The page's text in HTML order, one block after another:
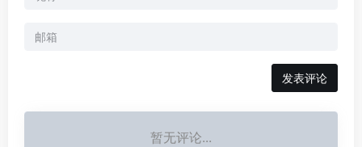
发表评论
暂无评论...